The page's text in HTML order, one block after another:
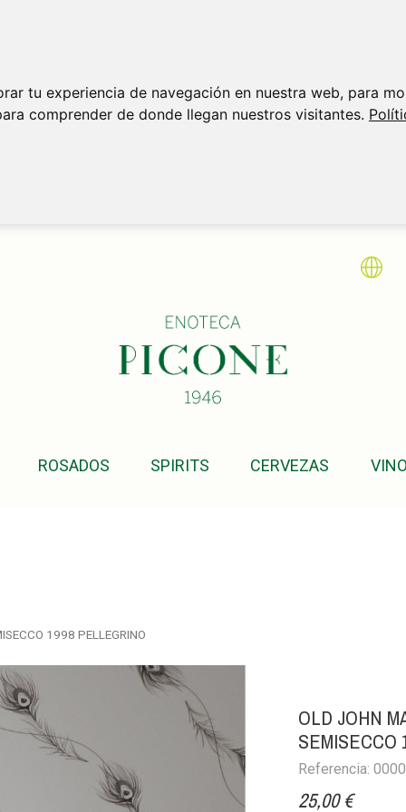
tu experiencia de navegación en nuestra web, para
comprender de donde llegan nuestros visitantes.
ROSADOS SPIRITS CERVEZAS
1998 PELLEGRINO
OLD JOHN
Referencia:
25,00 €